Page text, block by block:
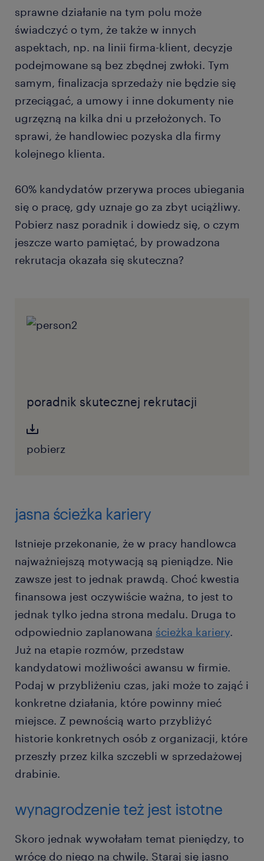
sprawne działanie na tym polu może
świadczyć o tym, że także w innych
aspektach, np. na linii firma-klient, decyzje
podejmowane są bez zbędnej zwłoki. Tym
samym, finalizacja sprzedaży nie będzie się
przeciągać, a umowy i inne dokumenty nie
ugrzęzną na kilka dni u przełożonych. To
sprawi, że handlowiec pozyska dla firmy
kolejnego klienta.
60% kandydatów przerywa proces ubiegania
się o pracę, gdy uznaje go za zbyt uciążliwy.
Pobierz nasz poradnik i dowiedz się, o czym
jeszcze warto pamiętać, by prowadzona
rekrutacja okazała się skuteczna?
poradnik skutecznej rekrutacji
pobierz
jasna ścieżka kariery
Istnieje przekonanie, że w pracy handlowca
najważniejszą motywacją są pieniądze. Nie
zawsze jest to jednak prawdą. Choć kwestia
finansowa jest oczywiście ważna, to jest to
jednak tylko jedna strona medalu. Druga to
odpowiednio zaplanowana ścieżka kariery.
Już na etapie rozmów, przedstaw
kandydatowi możliwości awansu w firmie.
Podaj w przybliżeniu czas, jaki może to zająć i
konkretne działania, które powinny mieć
miejsce. Z pewnością warto przybliżyć
historie konkretnych osób z organizacji, które
przeszły przez kilka szczebli w sprzedażowej
drabinie.
wynagrodzenie też jest istotne
Skoro jednak wywołałam temat pieniędzy, to
wrócę do niego na chwilę. Staraj się jasno